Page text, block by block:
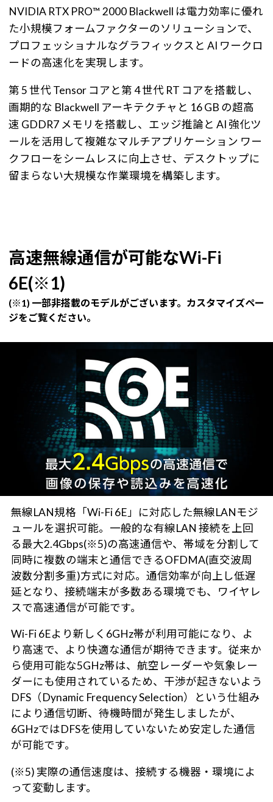
NVIDIA RTX PRO™ 2000 Blackwell は電力効率に優れ
た小規模フォームファクターのソリューションで、
プロフェッショナルなグラフィックスと AI ワークロ
ードの高速化を実現します。
第 5 世代 Tensor コアと第 4 世代 RT コアを搭載し、
画期的な Blackwell アーキテクチャと 16 GB の超高
速 GDDR7 メモリを搭載し、エッジ推論と AI 強化ツ
ールを活用して複雑なマルチアプリケーション ワー
クフローをシームレスに向上させ、デスクトップに
留まらない大規模な作業環境を構築します。
高速無線通信が可能なWi-Fi
6E(※1)
(※1) 一部非搭載のモデルがございます。カスタマイズペー
ジをご覧ください。
無線LAN規格「Wi-Fi 6E」に対応した無線LANモジ
ュールを選択可能。一般的な有線LAN 接続を上回
る最大2.4Gbps(※5)の高速通信や、帯域を分割して
同時に複数の端末と通信できるOFDMA(直交波周
波数分割多重)方式に対応。通信効率が向上し低遅
延となり、接続端末が多数ある環境でも、ワイヤレ
スで高速通信が可能です。
Wi-Fi 6Eより新しく6GHz帯が利用可能になり、よ
り高速で、より快適な通信が期待できます。従来か
ら使用可能な5GHz帯は、航空レーダーや気象レー
ダーにも使用されているため、干渉が起きないよう
DFS（Dynamic Frequency Selection）という仕組み
により通信切断、待機時間が発生しましたが、
6GHzではDFSを使用していないため安定した通信
が可能です。
(※5) 実際の通信速度は、接続する機器・環境によ
って変動します。